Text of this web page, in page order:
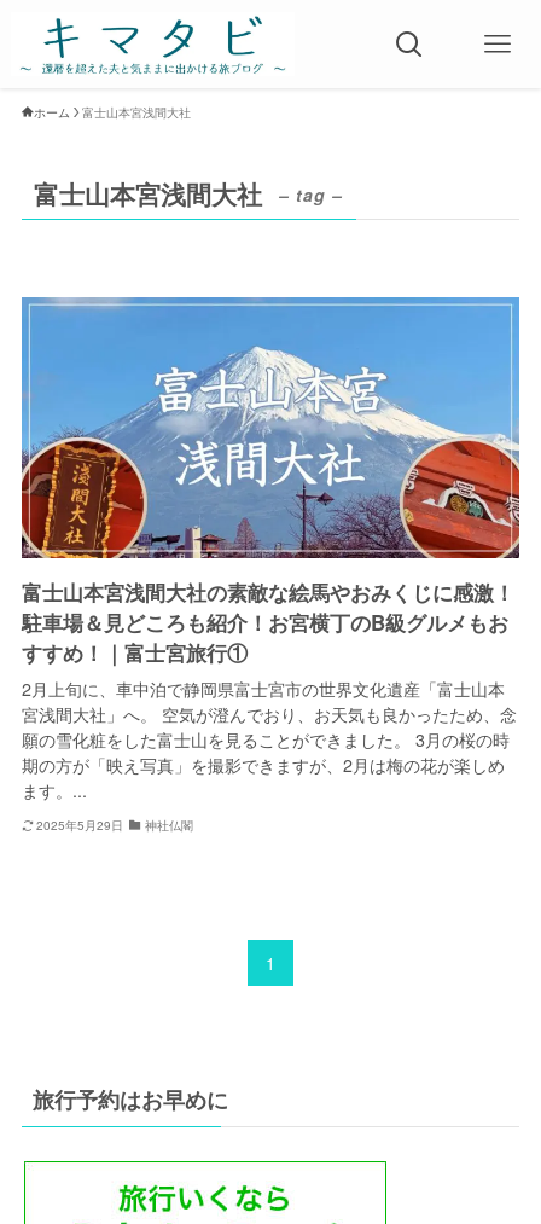
ホーム 富士山本宮浅間大社
富士山本宮浅間大社 – tag –
富士山本宮浅間大社の素敵な絵馬やおみくじに感激！
駐車場＆見どころも紹介！お宮横丁のB級グルメもお
すすめ！｜富士宮旅行①
2月上旬に、車中泊で静岡県富士宮市の世界文化遺産「富士山本
宮浅間大社」へ。 空気が澄んでおり、お天気も良かったため、念
願の雪化粧をした富士山を見ることができました。 3月の桜の時
期の方が「映え写真」を撮影できますが、2月は梅の花が楽しめ
ます。...
2025年5月29日 神社仏閣
1
旅行予約はお早めに